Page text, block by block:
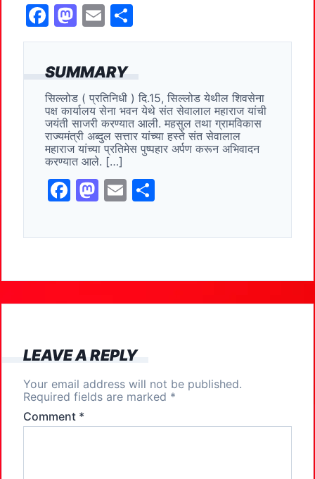
SUMMARY
सिल्लोड ( प्रतिनिधी ) दि.15, सिल्लोड येथील शिवसेना
पक्ष कार्यालय सेना भवन येथे संत सेवालाल महाराज यांची
जयंती साजरी करण्यात आली. महसुल तथा ग्रामविकास
राज्यमंत्री अब्दुल सत्तार यांच्या हस्ते संत सेवालाल
महाराज यांच्या प्रतिमेस पुष्पहार अर्पण करून अभिवादन
करण्यात आले. […]
F
c
b
o
k
M
st
d
o
E
ai ar
F
a
c
e
b
o
o
k
M
a
st
o
d
o
n
E
m
ai
l
h
LEAVE A REPLY
Your email address will not be published.
Required fields are marked *
Comment *